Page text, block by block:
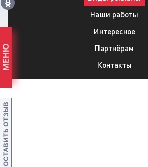
Наши работы
Интересное
Партнёрам
Контакты
МЕНЮ
ОСТАВИТЬ ОТЗЫВ